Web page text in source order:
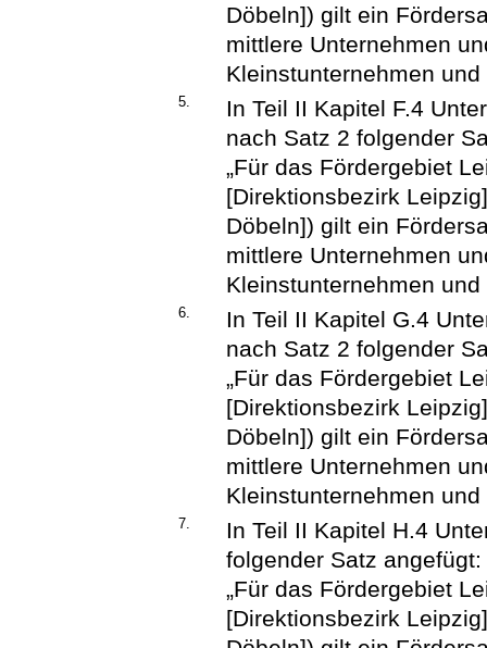
Döbeln]) gilt ein
mittlere Unternehmen
Kleinstunternehmen
5.
In Teil II Kapitel F.4
nach Satz 2 folgender
„Für das Fördergebiet
[Direktionsbezirk
Döbeln]) gilt ein
mittlere Unternehmen
Kleinstunternehmen
6.
In Teil II Kapitel G.4
nach Satz 2 folgender
„Für das Fördergebiet
[Direktionsbezirk
Döbeln]) gilt ein
mittlere Unternehmen
Kleinstunternehmen
7.
In Teil II Kapitel H.4
folgender Satz angefügt:
„Für das Fördergebiet
[Direktionsbezirk